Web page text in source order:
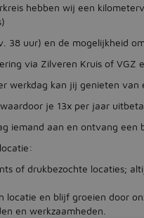
hebben wij een
38 uur) en de mogelijkheid
via Zilveren Kruis of VGZ
werkdag kan jij genieten van
je 13x per jaar
iemand aan en ontvang een
of drukbezochte locaties;
locatie en blijf groeien door
en werkzaamheden.